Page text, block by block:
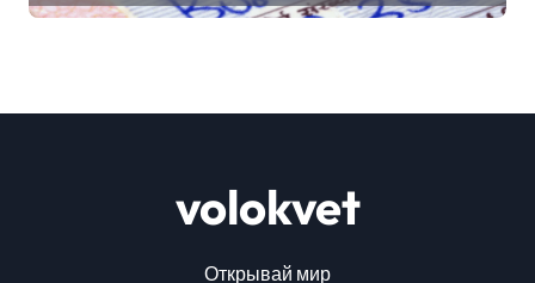
volokvet
Открывай мир